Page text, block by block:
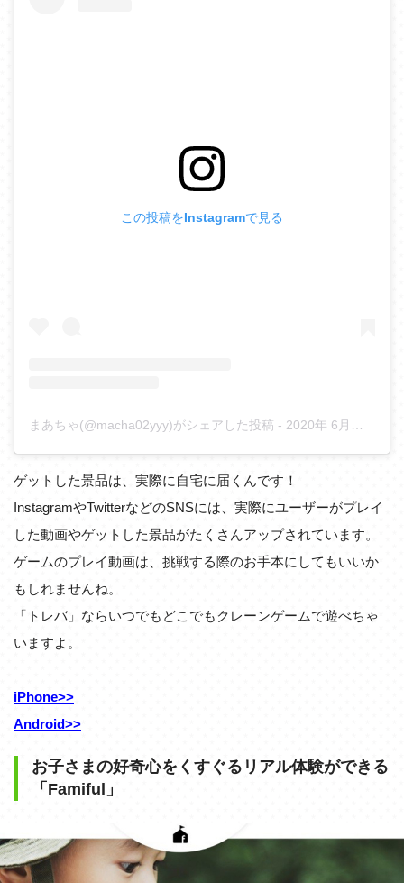
この投稿をInstagramで見る
まあちゃ(@macha02yyy)がシェアした投稿 - 2020年 6月月7日午後7時04分PDT
ゲットした景品は、実際に自宅に届くんです！
InstagramやTwitterなどのSNSには、実際にユーザーがプレイ
した動画やゲットした景品がたくさんアップされています。
ゲームのプレイ動画は、挑戦する際のお手本にしてもいいか
もしれませんね。
「トレバ」ならいつでもどこでもクレーンゲームで遊べちゃ
いますよ。
iPhone>>
Android>>
お子さまの好奇心をくすぐるリアル体験ができる
「Famiful」